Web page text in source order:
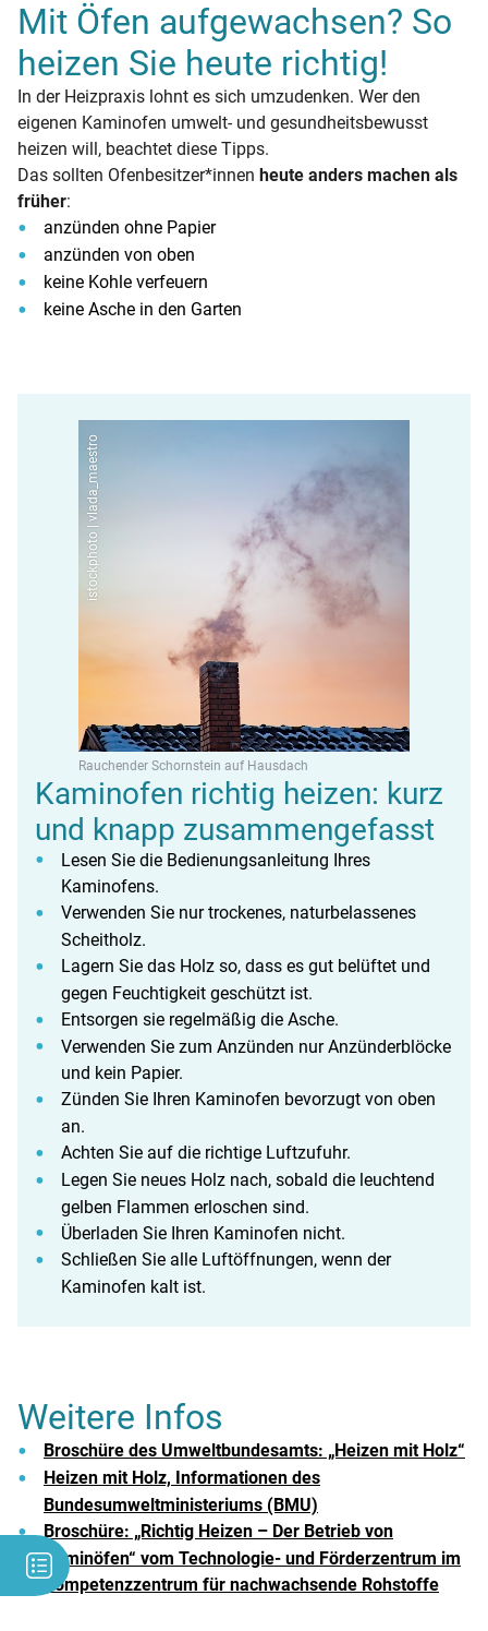
Mit Öfen aufgewachsen? So
heizen Sie heute richtig!
In der Heizpraxis lohnt es sich umzudenken. Wer den
eigenen Kaminofen umwelt- und gesundheitsbewusst
heizen will, beachtet diese Tipps.
Das sollten Ofenbesitzer*innen heute anders machen als
früher:
anzünden ohne Papier
anzünden von oben
keine Kohle verfeuern
keine Asche in den Garten
Rauchender Schornstein auf Hausdach
istockphoto | vlada_maestro
Kaminofen richtig heizen: kurz
und knapp zusammengefasst
Lesen Sie die Bedienungsanleitung Ihres
Kaminofens.
Verwenden Sie nur trockenes, naturbelassenes
Scheitholz.
Lagern Sie das Holz so, dass es gut belüftet und
gegen Feuchtigkeit geschützt ist.
Entsorgen sie regelmäßig die Asche.
Verwenden Sie zum Anzünden nur Anzünderblöcke
und kein Papier.
Zünden Sie Ihren Kaminofen bevorzugt von oben
an.
Achten Sie auf die richtige Luftzufuhr.
Legen Sie neues Holz nach, sobald die leuchtend
gelben Flammen erloschen sind.
Überladen Sie Ihren Kaminofen nicht.
Schließen Sie alle Luftöffnungen, wenn der
Kaminofen kalt ist.
Weitere Infos
Broschüre des Umweltbundesamts: „Heizen mit Holz“
Heizen mit Holz, Informationen des
Bundesumweltministeriums (BMU)
Broschüre: „Richtig Heizen – Der Betrieb von
Kaminöfen“ vom Technologie- und Förderzentrum im
Kompetenzzentrum für nachwachsende Rohstoffe